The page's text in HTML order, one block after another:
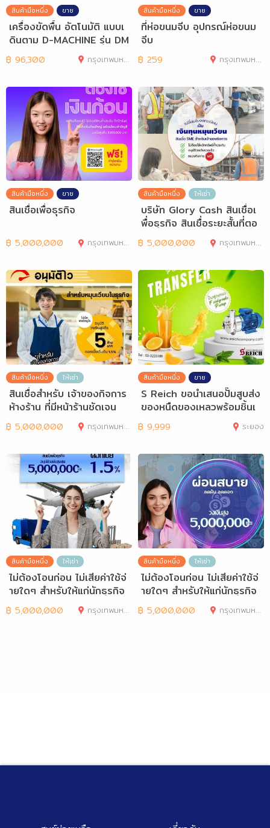
สินค้ามือหนึ่ง ขาย
เครื่องขัดพื้น อัตโนมัติ แบบเ
ดินตาม D-MACHINE รุ่น DM
466C
฿ 96,300 กรุงเทพมหานคร
สินค้ามือหนึ่ง ขาย
ที่ห่อขนมจีบ อุปกรณ์ห่อขนม
จีบ
฿ 259 กรุงเทพมหานคร
สินค้ามือหนึ่ง ขาย
สินเชื่อเพื่อธุรกิจ
฿ 5,000,000 กรุงเทพมหานคร
สินค้ามือหนึ่ง ให้เช่า
บริษัท Glory Cash สินเชื่อเ
พื่อธุรกิจ สินเชื่อระยะสั้นที่ตอ
฿ 5,000,000 กรุงเทพมหานคร
สินค้ามือหนึ่ง ให้เช่า
สินเชื่อสำหรับ เจ้าของกิจการ
ห้างร้าน ที่มีหน้าร้านชัดเจน
฿ 5,000,000 กรุงเทพมหานคร
สินค้ามือหนึ่ง ขาย
S Reich ขอนำเสนอปั๊มสูบส่ง
ของหนืดของเหลวพร้อมชิ้นเ
นี้อ ได้อย
฿ 9,999 ระยอง
สินค้ามือหนึ่ง ให้เช่า
ไม่ต้องโอนก่อน ไม่เสียค่าใช้จ่
ายใดๆ สำหรับให้แก่นักธุรกิจ
และ
฿ 5,000,000 กรุงเทพมหานคร
สินค้ามือหนึ่ง ให้เช่า
ไม่ต้องโอนก่อน ไม่เสียค่าใช้จ่
ายใดๆ สำหรับให้แก่นักธุรกิจ
และ
฿ 5,000,000 กรุงเทพมหานคร